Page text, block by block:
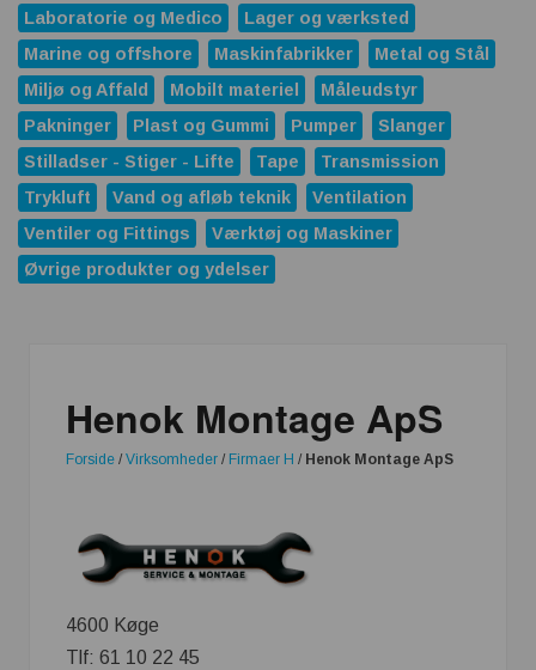
Laboratorie og Medico
Lager og værksted
Marine og offshore
Maskinfabrikker
Metal og Stål
Miljø og Affald
Mobilt materiel
Måleudstyr
Pakninger
Plast og Gummi Pumper
Slanger
Stilladser - Stiger - Lifte
Tape
Transmission
Trykluft
Vand og afløb teknik
Ventilation
Ventiler og Fittings
Værktøj og Maskiner
Øvrige produkter og ydelser
Henok Montage ApS
Forside / Virksomheder / Firmaer H / Henok Montage ApS
4600 Køge
Tlf: 61 10 22 45